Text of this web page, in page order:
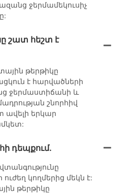
ջերմամեկուսիչ
շատ հեշտ է
թերթիկը
է հարվածների
ջերմաստիճանի և
շնորհիվ
ավելի երկար
դեպքում.
կողմերից մեկն է:
թերթիկը